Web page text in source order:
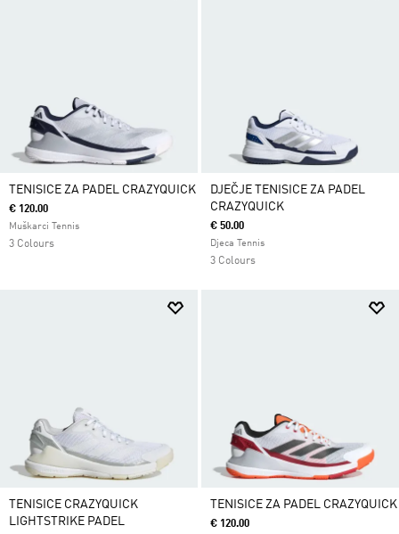
TENISICE ZA PADEL CRAZYQUICK
€ 120.00
Muškarci Tennis
3 Colours
DJEČJE TENISICE ZA PADEL
CRAZYQUICK
€ 50.00
Djeca Tennis
3 Colours
TENISICE CRAZYQUICK
LIGHTSTRIKE PADEL
TENISICE ZA PADEL CRAZYQUICK
€ 120.00